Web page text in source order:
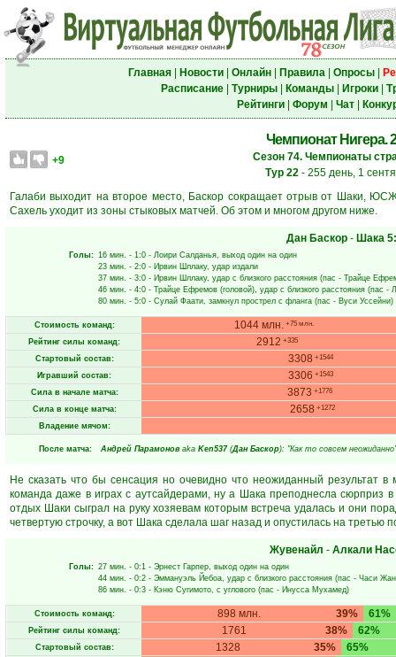
Главная| Новости| Онлайн| Правила| Опросы|
Расписание| Турниры| Команды| Игроки|
Рейтинги| Форум Чат|
Чемпионат Нигера.
+9
Сезон 74. Чемпионаты
Тур 22 - 255 день, 1
Галаби выходит на второе место, Баскор сокращает отрыв от Шаки,
Сахель уходит из зоны стыковых матчей. Об этом и многом другом ниже.
Дан Баскор- Шака
Голы: 16 мин. - 1:0 - Лоири Салданья, выход один на один
23 мин. - 2:0 - Ирвин Шллаку, удар издали
37 мин. - 3:0 - Ирвин Шллаку, удар с близкого расстояния (пас - Трайце
46 мин. - 4:0 - Трайце Ефремов (головой), удар с близкого расстояния (пас -
80 мин. - 5:0 - Сулай Фаати, замкнул прострел с фланга (пас - Вуси Уссейни)
Стоимость команд: 1044 млн. +75 млн.
Рейтинг силы команд: 2912 +335
Стартовый состав: 3308 +1544
Игравший состав: 3306 +1543
Сила в начале матча: 3873 +1776
Сила в конце матча: 2658 +1272
Владение мячом:
После матча: Андрей Парамонов aka Ken537 (Дан Баскор): "Как то совсем неожиданно"
Не сказать что бы сенсация но очевидно что неожиданный результат
команда даже в играх с аутсайдерами, ну а Шака преподнесла сюрприз
отдых Шаки сыграл на руку хозяевам которым встреча удалась и они
четвертую строчку, а вот Шака сделала шаг назад и опустилась на третью
Жувенайл - Алкали
Голы: 27 мин. - 0:1 - Эрнест Гарпер, выход один на один
44 мин. - 0:2 - Эммануэль Йебоа, удар с близкого расстояния (пас - Часи
86 мин. - 0:3 - Кэню Сугимото, с углового (пас - Инусса Мухамед)
Стоимость команд: 39%
898 млн. 61%
Рейтинг силы команд: 38%
1761 62%
Стартовый состав: 35%
1328 65%